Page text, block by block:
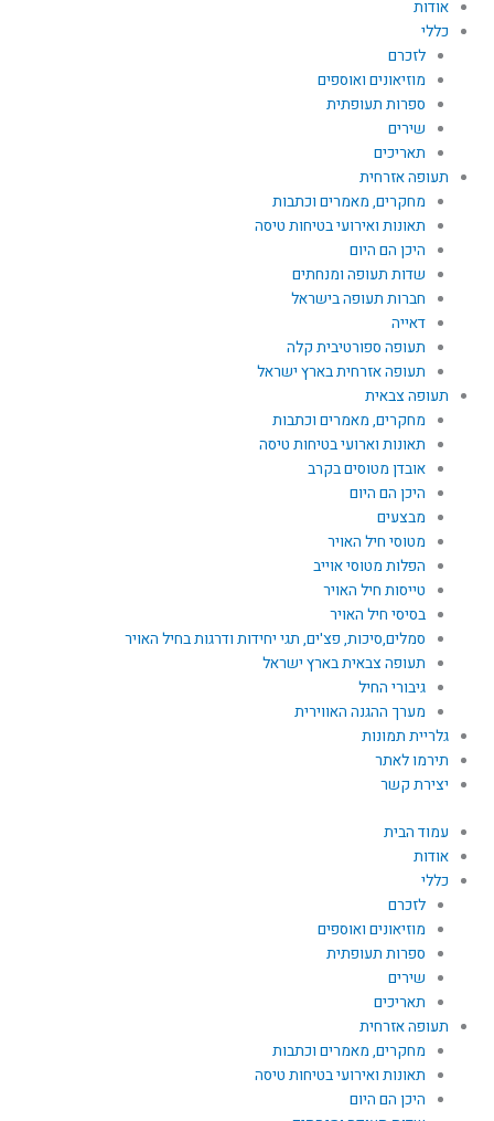
אודות
כללי
לזכרם
מוזיאונים ואוספים
ספרות תעופתית
שירים
תאריכים
תעופה אזרחית
מחקרים, מאמרים וכתבות
תאונות ואירועי בטיחות טיסה
היכן הם היום
שדות תעופה ומנחתים
חברות תעופה בישראל
דאייה
תעופה ספורטיבית קלה
תעופה אזרחית בארץ ישראל
תעופה צבאית
מחקרים, מאמרים וכתבות
תאונות וארועי בטיחות טיסה
אובדן מטוסים בקרב
היכן הם היום
מבצעים
מטוסי חיל האויר
הפלות מטוסי אוייב
טייסות חיל האויר
בסיסי חיל האויר
סמלים,סיכות, פצ'ים, תגי יחידות ודרגות בחיל האויר
תעופה צבאית בארץ ישראל
גיבורי החיל
מערך ההגנה האווירית
גלריית תמונות
תירמו לאתר
יצירת קשר
עמוד הבית
אודות
כללי
לזכרם
מוזיאונים ואוספים
ספרות תעופתית
שירים
תאריכים
תעופה אזרחית
מחקרים, מאמרים וכתבות
תאונות ואירועי בטיחות טיסה
היכן הם היום